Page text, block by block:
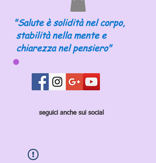
"Salute è solidità nel corpo,
stabilità nella mente e
chiarezza nel pensiero"
seguici anche sui social